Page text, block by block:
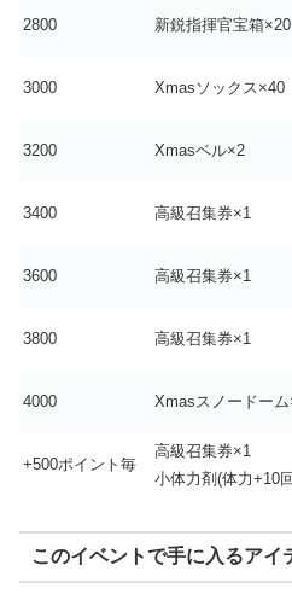
2800 新鋭指揮官宝箱×20
3000 Xmasソックス×40
3200 Xmasベル×2
3400 高級召集券×1
3600 高級召集券×1
3800 高級召集券×1
4000 Xmasスノードーム
+500ポイント毎
高級召集券×1
小体力剤(体力+10
このイベントで手に入るアイ